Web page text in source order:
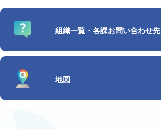
組織一覧・各課お問い合わせ先
地図